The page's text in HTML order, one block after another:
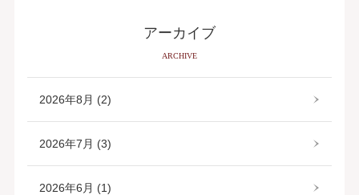
アーカイブ
ARCHIVE
2026年8月 (2)
2026年7月 (3)
2026年6月 (1)